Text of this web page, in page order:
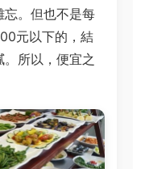
忘。但也不是每
元以下的，結
所以，便宜之